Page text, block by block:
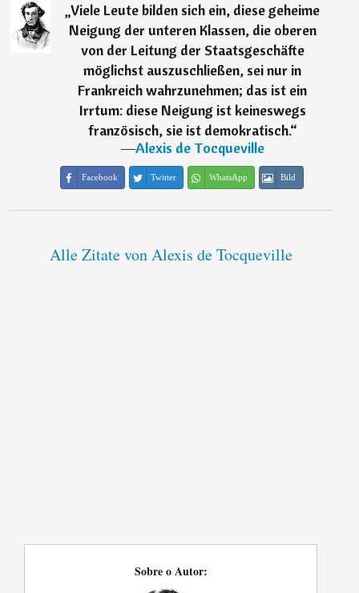
„Viele Leute bilden sich ein, diese geheime
Neigung der unteren Klassen, die oberen
von der Leitung der Staatsgeschäfte
möglichst auszuschließen, sei nur in
Frankreich wahrzunehmen; das ist ein
Irrtum: diese Neigung ist keineswegs
französisch, sie ist demokratisch.“
―Alexis de Tocqueville
Facebook Twitter WhatsApp Bild
Alle Zitate von Alexis de Tocqueville
Sobre o Autor: